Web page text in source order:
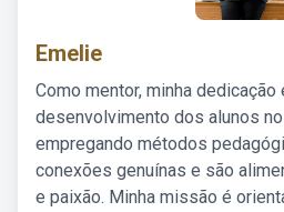
Emelie
Como mentor, minha dedicação
desenvolvimento dos alunos
empregando métodos
conexões genuínas e são
e paixão. Minha missão é